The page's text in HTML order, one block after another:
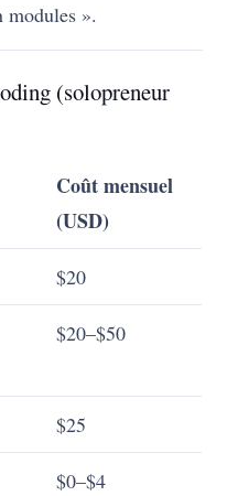
».
(solopreneur
Coût mensuel
(USD)
$20
$20–$50
$25
$0–$4